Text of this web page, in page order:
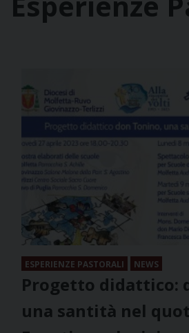
ESPERIENZE PASTORALI NEWS
Progetto didattico:
una santità nel